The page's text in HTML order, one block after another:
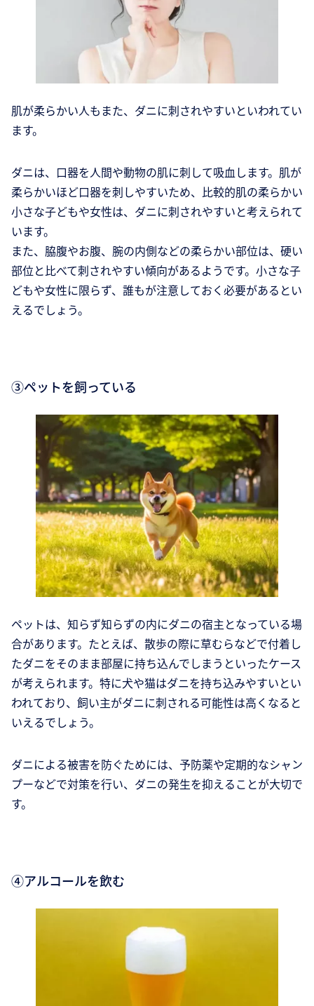
肌が柔らかい人もまた、ダニに刺されやすいといわれてい
ます。
ダニは、口器を人間や動物の肌に刺して吸血します。肌が
柔らかいほど口器を刺しやすいため、比較的肌の柔らかい
小さな子どもや女性は、ダニに刺されやすいと考えられて
います。
また、脇腹やお腹、腕の内側などの柔らかい部位は、硬い
部位と比べて刺されやすい傾向があるようです。小さな子
どもや女性に限らず、誰もが注意しておく必要があるとい
えるでしょう。
③ペットを飼っている
ペットは、知らず知らずの内にダニの宿主となっている場
合があります。たとえば、散歩の際に草むらなどで付着し
たダニをそのまま部屋に持ち込んでしまうといったケース
が考えられます。特に犬や猫はダニを持ち込みやすいとい
われており、飼い主がダニに刺される可能性は高くなると
いえるでしょう。
ダニによる被害を防ぐためには、予防薬や定期的なシャン
プーなどで対策を行い、ダニの発生を抑えることが大切で
す。
④アルコールを飲む